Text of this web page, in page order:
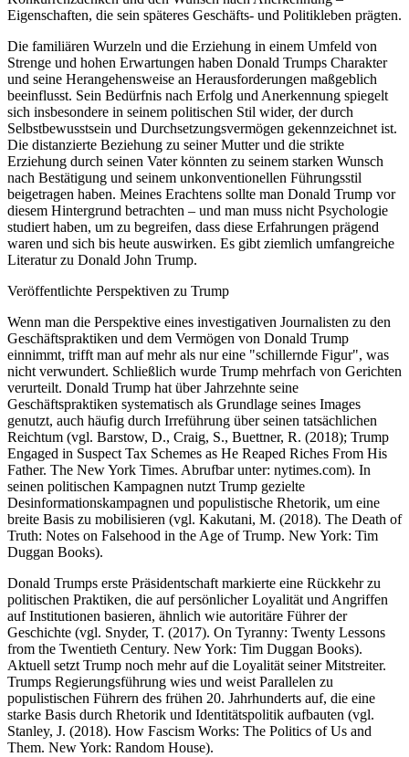
Eigenschaften, die sein späteres Geschäfts- und Politikleben prägten.
Die familiären Wurzeln und die Erziehung in einem Umfeld von
Strenge und hohen Erwartungen haben Donald Trumps Charakter
und seine Herangehensweise an Herausforderungen maßgeblich
beeinflusst. Sein Bedürfnis nach Erfolg und Anerkennung spiegelt
sich insbesondere in seinem politischen Stil wider, der durch
Selbstbewusstsein und Durchsetzungsvermögen gekennzeichnet ist.
Die distanzierte Beziehung zu seiner Mutter und die strikte
Erziehung durch seinen Vater könnten zu seinem starken Wunsch
nach Bestätigung und seinem unkonventionellen Führungsstil
beigetragen haben. Meines Erachtens sollte man Donald Trump vor
diesem Hintergrund betrachten – und man muss nicht Psychologie
studiert haben, um zu begreifen, dass diese Erfahrungen prägend
waren und sich bis heute auswirken. Es gibt ziemlich umfangreiche
Literatur zu Donald John Trump.
Veröffentlichte Perspektiven zu Trump
Wenn man die Perspektive eines investigativen Journalisten zu den
Geschäftspraktiken und dem Vermögen von Donald Trump
einnimmt, trifft man auf mehr als nur eine "schillernde Figur", was
nicht verwundert. Schließlich wurde Trump mehrfach von Gerichten
verurteilt. Donald Trump hat über Jahrzehnte seine
Geschäftspraktiken systematisch als Grundlage seines Images
genutzt, auch häufig durch Irreführung über seinen tatsächlichen
Reichtum (vgl. Barstow, D., Craig, S., Buettner, R. (2018); Trump
Engaged in Suspect Tax Schemes as He Reaped Riches From His
Father. The New York Times. Abrufbar unter: nytimes.com). In
seinen politischen Kampagnen nutzt Trump gezielte
Desinformationskampagnen und populistische Rhetorik, um eine
breite Basis zu mobilisieren (vgl. Kakutani, M. (2018). The Death of
Truth: Notes on Falsehood in the Age of Trump. New York: Tim
Duggan Books).
Donald Trumps erste Präsidentschaft markierte eine Rückkehr zu
politischen Praktiken, die auf persönlicher Loyalität und Angriffen
auf Institutionen basieren, ähnlich wie autoritäre Führer der
Geschichte (vgl. Snyder, T. (2017). On Tyranny: Twenty Lessons
from the Twentieth Century. New York: Tim Duggan Books).
Aktuell setzt Trump noch mehr auf die Loyalität seiner Mitstreiter.
Trumps Regierungsführung wies und weist Parallelen zu
populistischen Führern des frühen 20. Jahrhunderts auf, die eine
starke Basis durch Rhetorik und Identitätspolitik aufbauten (vgl.
Stanley, J. (2018). How Fascism Works: The Politics of Us and
Them. New York: Random House).